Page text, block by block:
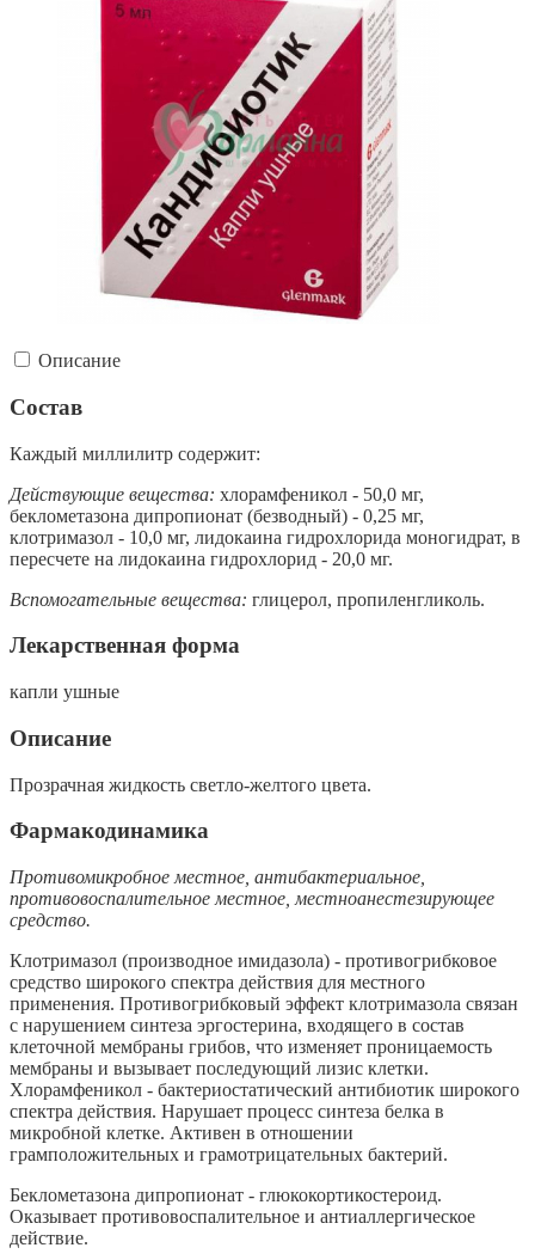
Описание
Состав
Каждый миллилитр содержит:
Действующие вещества: хлорамфеникол - 50,0 мг,
беклометазона дипропионат (безводный) - 0,25 мг,
клотримазол - 10,0 мг, лидокаина гидрохлорида моногидрат, в
пересчете на лидокаина гидрохлорид - 20,0 мг.
Вспомогательные вещества: глицерол, пропиленгликоль.
Лекарственная форма
капли ушные
Описание
Прозрачная жидкость светло-желтого цвета.
Фармакодинамика
Противомикробное местное, антибактериальное,
противовоспалительное местное, местноанестезирующее
средство.
Клотримазол (производное имидазола) - противогрибковое
средство широкого спектра действия для местного
применения. Противогрибковый эффект клотримазола связан
с нарушением синтеза эргостерина, входящего в состав
клеточной мембраны грибов, что изменяет проницаемость
мембраны и вызывает последующий лизис клетки.
Хлорамфеникол - бактериостатический антибиотик широкого
спектра действия. Нарушает процесс синтеза белка в
микробной клетке. Активен в отношении
грамположительных и грамотрицательных бактерий.
Беклометазона дипропионат - глюкокортикостероид.
Оказывает противовоспалительное и антиаллергическое
действие.